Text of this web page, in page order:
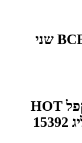
שולחן הוקי אוויר 5 פיט BCE שני
שולחן פוקר אליפטי מתקפל HOT